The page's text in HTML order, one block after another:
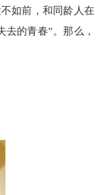
如前，和同龄人在
的青春”。那么，